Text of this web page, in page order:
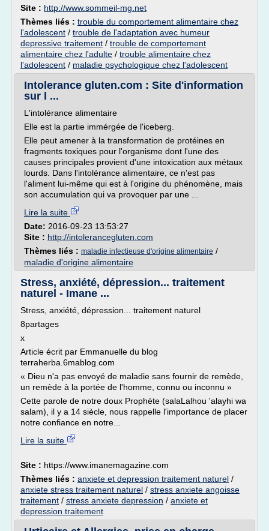
Site : http://www.sommeil-mg.net
Thèmes liés : trouble du comportement alimentaire chez
l'adolescent / trouble de l'adaptation avec humeur
depressive traitement / trouble de comportement
alimentaire chez l'adulte / trouble alimentaire chez
l'adolescent / maladie psychologique chez l'adolescent
Intolerance gluten.com : Site d'information
sur l ...
L'intolérance alimentaire
Elle est la partie immérgée de l'iceberg.
Elle peut amener à la transformation de protéines en
fragments toxiques pour l'organisme dont l'une des
causes principales provient d'une intoxication aux métaux
lourds. Dans l'intolérance alimentaire, ce n'est pas
l'aliment lui-même qui est à l'origine du phénomène, mais
son accumulation qui va provoquer par une ...
Lire la suite
Date: 2016-09-23 13:53:27
Site : http://intolerancegluten.com
Thèmes liés : maladie infectieuse d'origine alimentaire /
maladie d'origine alimentaire
Stress, anxiété, dépression... traitement
naturel - Imane ...
Stress, anxiété, dépression... traitement naturel
8partages
x
Article écrit par Emmanuelle du blog
terraherba.6mablog.com
« Dieu n'a pas envoyé de maladie sans fournir de remède,
un remède à la portée de l'homme, connu ou inconnu »
Cette parole de notre doux Prophète (salaLalhou 'alayhi wa
salam), il y a 14 siècle, nous rappelle l'importance de placer
notre confiance en notre...
Lire la suite
Site : https://www.imanemagazine.com
Thèmes liés : anxiete et depression traitement naturel /
anxiete stress traitement naturel / stress anxiete angoisse
traitement / stress anxiete depression / anxiete et
depression traitement